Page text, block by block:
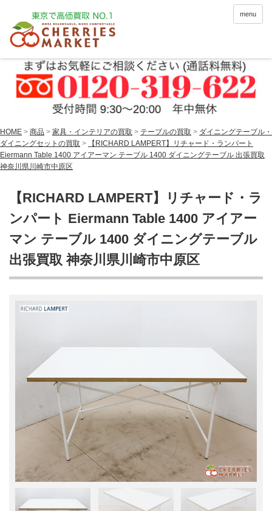
menu
HOME > 商品 > 家具・インテリアの買取 > テーブルの買取 > ダイニングテーブル・
ダイニングセットの買取 >
【RICHARD LAMPERT】リチャード・ランパート
Eiermann Table 1400 アイアーマン テーブル 1400 ダイニングテーブル 出張買取
神奈川県川崎市中原区
【RICHARD LAMPERT】リチャード・ラ
ンパート Eiermann Table 1400 アイアー
マン テーブル 1400 ダイニングテーブル
出張買取 神奈川県川崎市中原区